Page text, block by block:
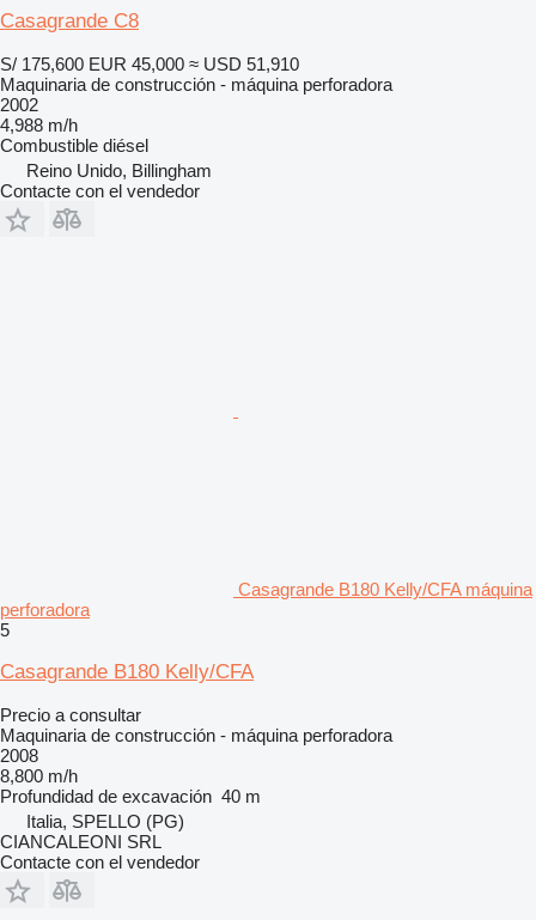
Casagrande C8
S/ 175,600 EUR 45,000 ≈ USD 51,910
Maquinaria de construcción - máquina perforadora
2002
4,988 m/h
Combustible diésel
Reino Unido, Billingham
Contacte con el vendedor
Casagrande B180 Kelly/CFA máquina
perforadora
5
Casagrande B180 Kelly/CFA
Precio a consultar
Maquinaria de construcción - máquina perforadora
2008
8,800 m/h
Profundidad de excavación 40 m
Italia, SPELLO (PG)
CIANCALEONI SRL
Contacte con el vendedor